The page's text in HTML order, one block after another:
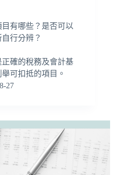
有哪些？是否可以
行分辨？
確的稅務及會計基
可扣抵的項目。
27